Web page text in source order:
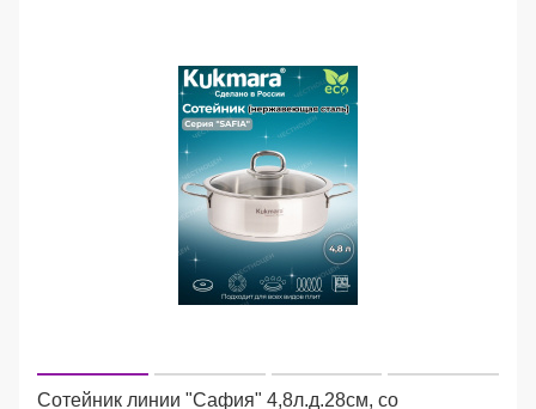
Сотейник линии "Сафия" 4,8л.д.28см, со